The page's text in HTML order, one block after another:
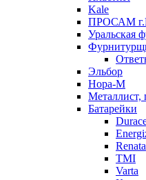
Kale
ПРОСАМ
Уральская
Эльбор
Нора-М
Металлист,
Батарейки
Renata
TMI
Varta